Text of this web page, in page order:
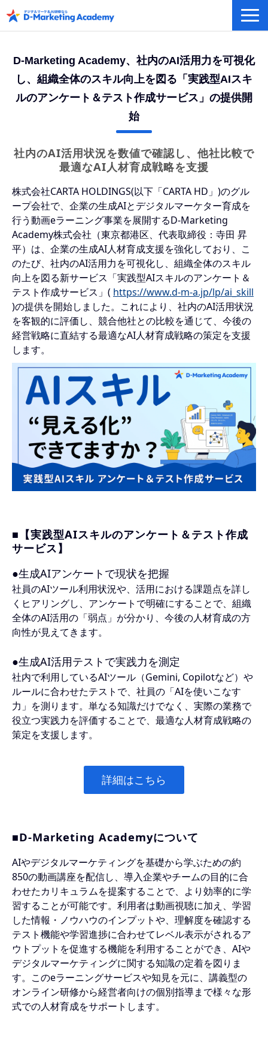
eラーニングシステム
カリキュラム例/事例
無料プラン/キャンペーン/特集
会社概要
D-Marketing Academy、社内のAI活用力を可視化
し、組織全体のスキル向上を図る「実践型AIスキ
ルのアンケート＆テスト作成サービス」の提供開
始
社内のAI活用状況を数値で確認し、他社比較で
最適なAI人材育成戦略を支援
株式会社CARTA HOLDINGS(以下「CARTA HD」)のグル
ープ会社で、企業の生成AIとデジタルマーケター育成を
行う動画eラーニング事業を展開するD-Marketing
Academy株式会社（東京都港区、代表取締役：寺田 昇
平）は、企業の生成AI人材育成支援を強化しており、こ
のたび、社内のAI活用力を可視化し、組織全体のスキル
向上を図る新サービス「実践型AIスキルのアンケート＆
テスト作成サービス」( https://www.d-m-a.jp/lp/ai_skill
)の提供を開始しました。これにより、社内のAI活用状況
を客観的に評価し、競合他社との比較を通じて、今後の
経営戦略に直結する最適なAI人材育成戦略の策定を支援
します。
■【実践型AIスキルのアンケート＆テスト作成
サービス】
●生成AIアンケートで現状を把握
社員のAIツール利用状況や、活用における課題点を詳し
くヒアリングし、アンケートで明確にすることで、組織
全体のAI活用の「弱点」が分かり、今後の人材育成の方
向性が見えてきます。
●生成AI活用テストで実践力を測定
社内で利用しているAIツール（Gemini, Copilotなど）や
ルールに合わせたテストで、社員の「AIを使いこなす
力」を測ります。単なる知識だけでなく、実際の業務で
役立つ実践力を評価することで、最適な人材育成戦略の
策定を支援します。
詳細はこちら
■D-Marketing Academyについて
AIやデジタルマーケティングを基礎から学ぶための約
850の動画講座を配信し、導入企業やチームの目的に合
わせたカリキュラムを提案することで、より効率的に学
習することが可能です。利用者は動画視聴に加え、学習
した情報・ノウハウのインプットや、理解度を確認する
テスト機能や学習進捗に合わせてレベル表示がされるア
ウトプットを促進する機能を利用することができ、AIや
デジタルマーケティングに関する知識の定着を図りま
す。このeラーニングサービスや知見を元に、講義型の
オンライン研修から経営者向けの個別指導まで様々な形
式での人材育成をサポートします。